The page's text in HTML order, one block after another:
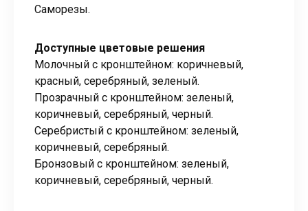
Саморезы.
Доступные цветовые решения
Молочный с кронштейном: коричневый,
красный, серебряный, зеленый.
Прозрачный с кронштейном: зеленый,
коричневый, серебряный, черный.
Серебристый с кронштейном: зеленый,
коричневый, серебряный.
Бронзовый с кронштейном: зеленый,
коричневый, серебряный, черный.